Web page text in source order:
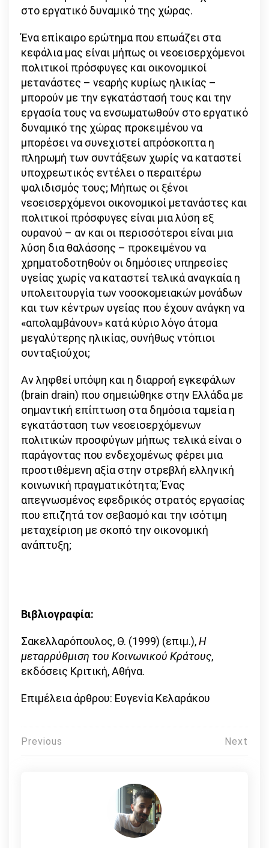
στο εργατικό δυναμικό της χώρας.
Ένα επίκαιρο ερώτημα που επωάζει στα
κεφάλια μας είναι μήπως οι νεοεισερχόμενοι
πολιτικοί πρόσφυγες και οικονομικοί
μετανάστες – νεαρής κυρίως ηλικίας –
μπορούν με την εγκατάστασή τους και την
εργασία τους να ενσωματωθούν στο εργατικό
δυναμικό της χώρας προκειμένου να
μπορέσει να συνεχιστεί απρόσκοπτα η
πληρωμή των συντάξεων χωρίς να καταστεί
υποχρεωτικός εντέλει ο περαιτέρω
ψαλιδισμός τους; Μήπως οι ξένοι
νεοεισερχόμενοι οικονομικοί μετανάστες και
πολιτικοί πρόσφυγες είναι μια λύση εξ
ουρανού – αν και οι περισσότεροι είναι μια
λύση δια θαλάσσης – προκειμένου να
χρηματοδοτηθούν οι δημόσιες υπηρεσίες
υγείας χωρίς να καταστεί τελικά αναγκαία η
υπολειτουργία των νοσοκομειακών μονάδων
και των κέντρων υγείας που έχουν ανάγκη να
«απολαμβάνουν» κατά κύριο λόγο άτομα
μεγαλύτερης ηλικίας, συνήθως ντόπιοι
συνταξιούχοι;
Αν ληφθεί υπόψη και η διαρροή εγκεφάλων
(brain drain) που σημειώθηκε στην Ελλάδα με
σημαντική επίπτωση στα δημόσια ταμεία η
εγκατάσταση των νεοεισερχόμενων
πολιτικών προσφύγων μήπως τελικά είναι ο
παράγοντας που ενδεχομένως φέρει μια
προστιθέμενη αξία στην στρεβλή ελληνική
κοινωνική πραγματικότητα; Ένας
απεγνωσμένος εφεδρικός στρατός εργασίας
που επιζητά τον σεβασμό και την ισότιμη
μεταχείριση με σκοπό την οικονομική
ανάπτυξη;
Βιβλιογραφία:
Σακελλαρόπουλος, Θ. (1999) (επιμ.),Η
μεταρρύθμιση του Κοινωνικού Κράτους,
εκδόσεις Κριτική, Αθήνα.
Επιμέλεια άρθρου: Ευγενία Κελαράκου
Πλοήγηση
Previous Next